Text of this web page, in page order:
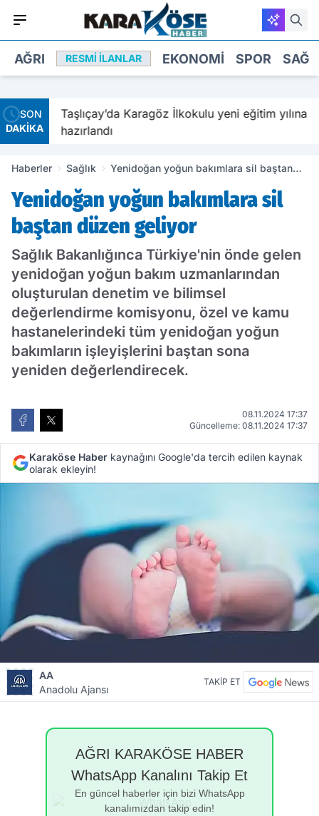
AĞRI RESMI İLANLAR EKONOMI SPOR
SON
DAKİKA
Taşlıçay’da Karagöz İlkokulu yeni eğitim yılına
hazırlandı
Haberler Sağlık
Yenidoğan yoğun bakımlara sil baştan
Yenidoğan yoğun bakımlara sil
baştan düzen geliyor
Sağlık Bakanlığınca Türkiye'nin önde gelen
yenidoğan yoğun bakım uzmanlarından
oluşturulan denetim ve bilimsel
değerlendirme komisyonu, özel ve kamu
hastanelerindeki tüm yenidoğan yoğun
bakımların işleyişlerini baştan sona
yeniden değerlendirecek.
08.11.2024 17:37
Güncelleme: 08.11.2024 17:37
Karaköse Haber kaynağını Google'da tercih edilen kaynak
olarak ekleyin!
AA
Anadolu Ajansı
TAKİP ET
AĞRI KARAKÖSE HABER
WhatsApp Kanalını Takip Et
En güncel haberler için bizi WhatsApp
kanalımızdan takip edin!